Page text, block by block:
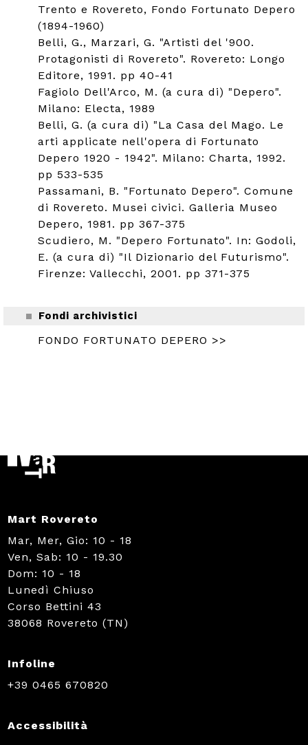
Trento e Rovereto, Fondo Fortunato Depero
(1894-1960)
Belli, G., Marzari, G. "Artisti del '900.
Protagonisti di Rovereto". Rovereto: Longo
Editore, 1991. pp 40-41
Fagiolo Dell'Arco, M. (a cura di) "Depero".
Milano: Electa, 1989
Belli, G. (a cura di) "La Casa del Mago. Le
arti applicate nell'opera di Fortunato
Depero 1920 - 1942". Milano: Charta, 1992.
pp 533-535
Passamani, B. "Fortunato Depero". Comune
di Rovereto. Musei civici. Galleria Museo
Depero, 1981. pp 367-375
Scudiero, M. "Depero Fortunato". In: Godoli,
E. (a cura di) "Il Dizionario del Futurismo".
Firenze: Vallecchi, 2001. pp 371-375
Fondi archivistici
FONDO FORTUNATO DEPERO >>
Mart Rovereto
Mar, Mer, Gio: 10 - 18
Ven, Sab: 10 - 19.30
Dom: 10 - 18
Lunedì Chiuso
Corso Bettini 43
38068 Rovereto (TN)
Infoline
+39 0465 670820
Accessibilità